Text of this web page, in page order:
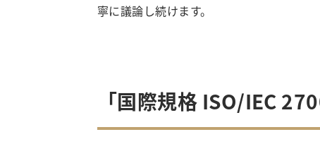
寧に議論し続けます。
「国際規格 ISO/IEC